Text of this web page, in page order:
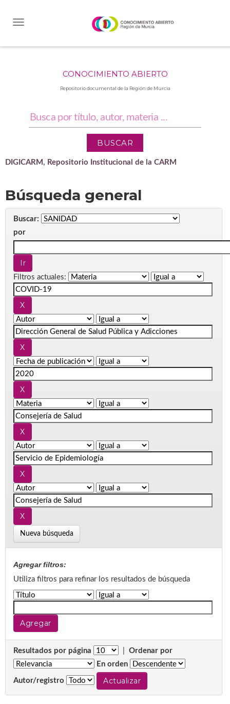
CONOCIMIENTO ABIERTO
Repositorio documental de la Región de Murcia
DIGICARM, Repositorio Institucional de la CARM
Búsqueda general
Buscar:
por
Filtros actuales:
Nueva búsqueda
Agregar filtros:
Utiliza filtros para refinar los resultados de búsqueda
Resultados por página
Ordenar por
En orden
Autor/registro